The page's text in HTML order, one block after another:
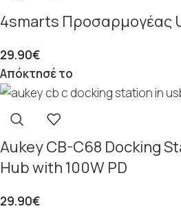
4smarts Προσαρμογέας
29.90€
Απόκτησέ το
Aukey CB-C68 Docking
Hub with 100W PD
29.90€